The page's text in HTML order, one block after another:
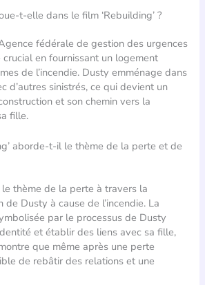
t-elle dans le film ‘Rebuilding’ ?
fédérale de gestion des urgences
crucial en fournissant un logement
de l’incendie. Dusty emménage dans
d’autres sinistrés, ce qui devient un
et son chemin vers la
fille.
aborde-t-il le thème de la perte et de
le thème de la perte à travers la
Dusty à cause de l’incendie. La
par le processus de Dusty
et établir des liens avec sa fille,
que même après une perte
de rebâtir des relations et une